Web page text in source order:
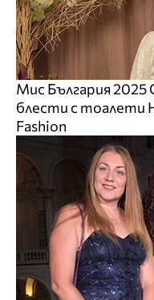
Мис България
блести с тоалети
Fashion